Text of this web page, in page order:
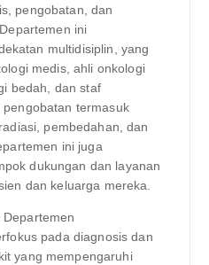
pengobatan, dan
ini
multidisiplin, yang
medis, ahli onkologi
bedah, dan staf
pengobatan termasuk
pembedahan, dan
ini juga
dukungan dan layanan
dan keluarga mereka.
Departemen
pada diagnosis dan
yang mempengaruhi